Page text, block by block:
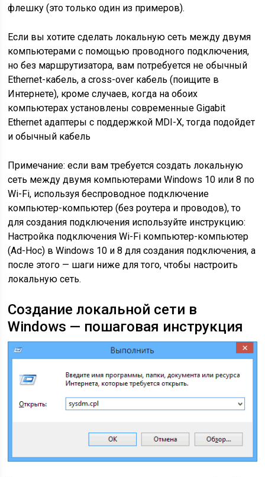
флешку (это только один из примеров).
Если вы хотите сделать локальную сеть между двумя
компьютерами с помощью проводного подключения,
но без маршрутизатора, вам потребуется не обычный
Ethernet-кабель, а cross-over кабель (поищите в
Интернете), кроме случаев, когда на обоих
компьютерах установлены современные Gigabit
Ethernet адаптеры с поддержкой MDI-X, тогда подойдет
и обычный кабель
Примечание: если вам требуется создать локальную
сеть между двумя компьютерами Windows 10 или 8 по
Wi-Fi, используя беспроводное подключение
компьютер-компьютер (без роутера и проводов), то
для создания подключения используйте инструкцию:
Настройка подключения Wi-Fi компьютер-компьютер
(Ad-Hoc) в Windows 10 и 8 для создания подключения, а
после этого — шаги ниже для того, чтобы настроить
локальную сеть.
Создание локальной сети в
Windows — пошаговая инструкция